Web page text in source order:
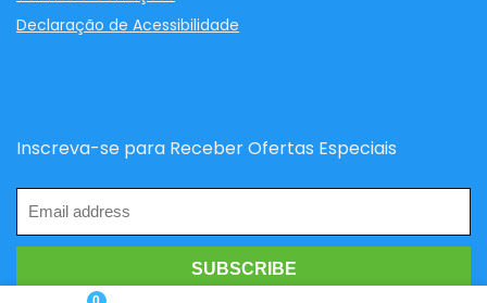
Declaração de Acessibilidade
Inscreva-se para Receber Ofertas Especiais